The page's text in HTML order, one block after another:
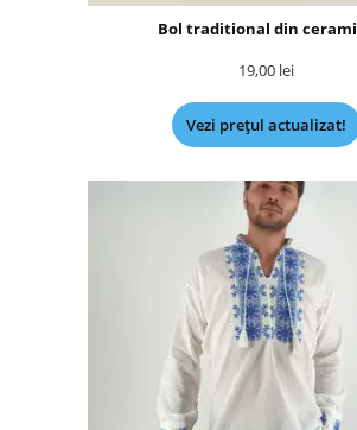
Bol traditional din
19,00 lei
Vezi prețul actualizat!